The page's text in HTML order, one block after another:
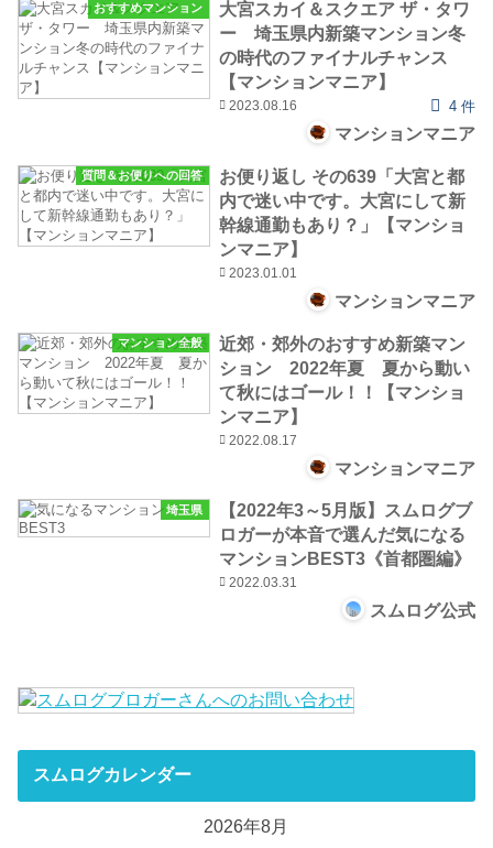
おすすめマンション
大宮スカイ＆スクエア ザ・タワ
ー 埼玉県内新築マンション冬
の時代のファイナルチャンス
【マンションマニア】
2023.08.16 4 件
マンションマニア
質問＆お便りへの回答
お便り返し その639「大宮と都
内で迷い中です。大宮にして新
幹線通勤もあり？」【マンショ
ンマニア】
2023.01.01
マンションマニア
マンション全般
近郊・郊外のおすすめ新築マン
ション 2022年夏 夏から動い
て秋にはゴール！！【マンショ
ンマニア】
2022.08.17
マンションマニア
埼玉県
【2022年3～5月版】スムログブ
ロガーが本音で選んだ気になる
マンションBEST3《首都圏編》
2022.03.31
スムログ公式
スムログカレンダー
2026年8月